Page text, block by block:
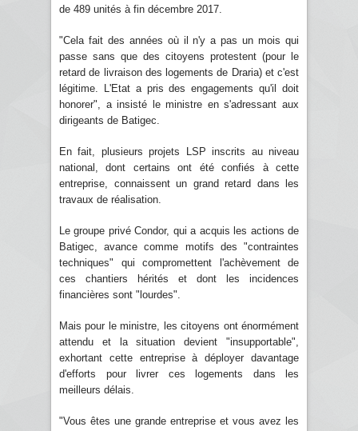
de 489 unités à fin décembre 2017.
"Cela fait des années où il n'y a pas un mois qui
passe sans que des citoyens protestent (pour le
retard de livraison des logements de Draria) et c'est
légitime. L'Etat a pris des engagements qu'il doit
honorer", a insisté le ministre en s'adressant aux
dirigeants de Batigec.
En fait, plusieurs projets LSP inscrits au niveau
national, dont certains ont été confiés à cette
entreprise, connaissent un grand retard dans les
travaux de réalisation.
Le groupe privé Condor, qui a acquis les actions de
Batigec, avance comme motifs des "contraintes
techniques" qui compromettent l'achèvement de
ces chantiers hérités et dont les incidences
financières sont "lourdes".
Mais pour le ministre, les citoyens ont énormément
attendu et la situation devient "insupportable",
exhortant cette entreprise à déployer davantage
d'efforts pour livrer ces logements dans les
meilleurs délais.
"Vous êtes une grande entreprise et vous avez les